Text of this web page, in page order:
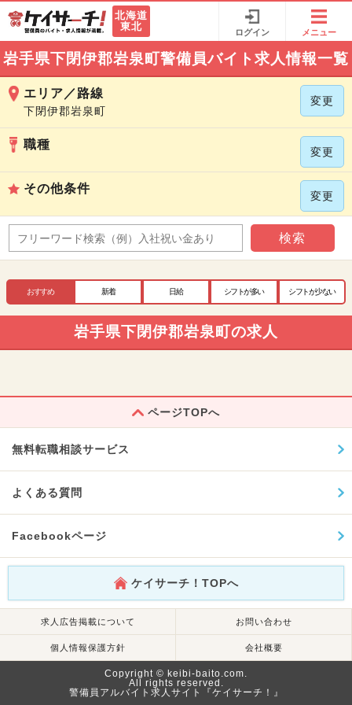
北海道
東北
ログイン メニュー
岩手県下閉伊郡岩泉町警備員バイト求人情報一覧
エリア／路線
下閉伊郡岩泉町
変更
職種
変更
その他条件
変更
検索
おすすめ 新着 日給 シフトが多い シフトが少ない
岩手県下閉伊郡岩泉町の求人
ページTOPへ
無料転職相談サービス
よくある質問
Facebookページ
ケイサーチ！TOPへ
求人広告掲載について お問い合わせ
個人情報保護方針 会社概要
Copyright © keibi-baito.com.
All rights reserved.
警備員アルバイト求人サイト『ケイサーチ！』